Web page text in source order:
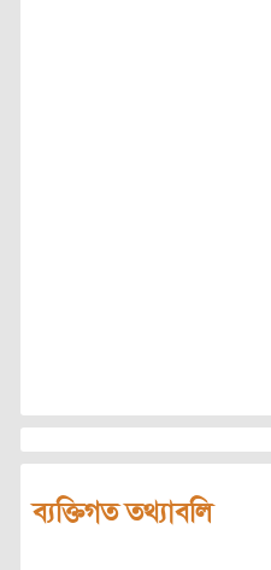
ব্যক্তিগত তথ্যাবলি